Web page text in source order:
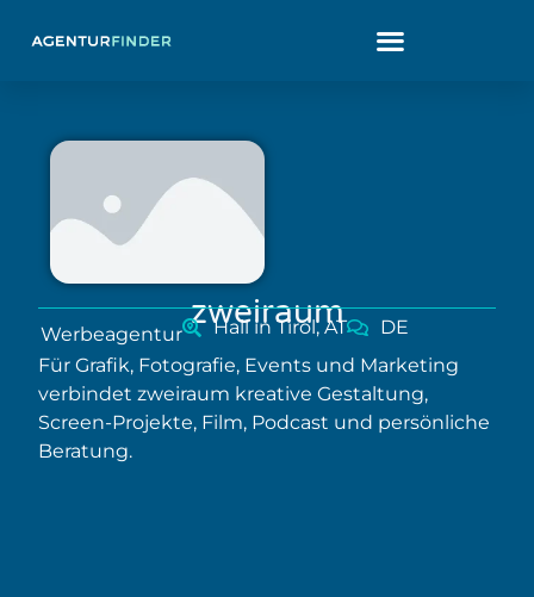
zweiraum
Werbeagentur Hall in Tirol, AT
DE
Für Grafik, Fotografie, Events und Marketing
verbindet zweiraum kreative Gestaltung,
Screen-Projekte, Film, Podcast und persönliche
Beratung.